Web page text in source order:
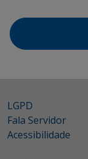
LGPD
Fala Servidor
Acessibilidade